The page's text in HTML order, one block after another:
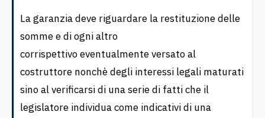
La garanzia deve riguardare la restituzione delle
somme e di ogni altro
corrispettivo eventualmente versato al
costruttore nonchè degli interessi legali maturati
sino al verificarsi di una serie di fatti che il
legislatore individua come indicativi di una